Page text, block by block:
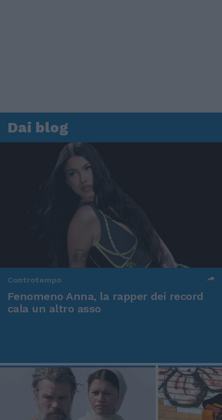
Dai blog
Controtempo
Fenomeno Anna, la rapper dei record
cala un altro asso